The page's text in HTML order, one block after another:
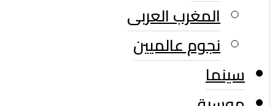
المغرب العربى
نجوم عالميين
سينما